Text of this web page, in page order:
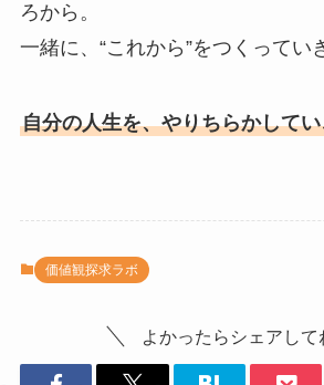
ろから。
一緒に、“これから”をつくってい
自分の人生を、やりちらかして
価値観探求ラボ
よかったらシェアして